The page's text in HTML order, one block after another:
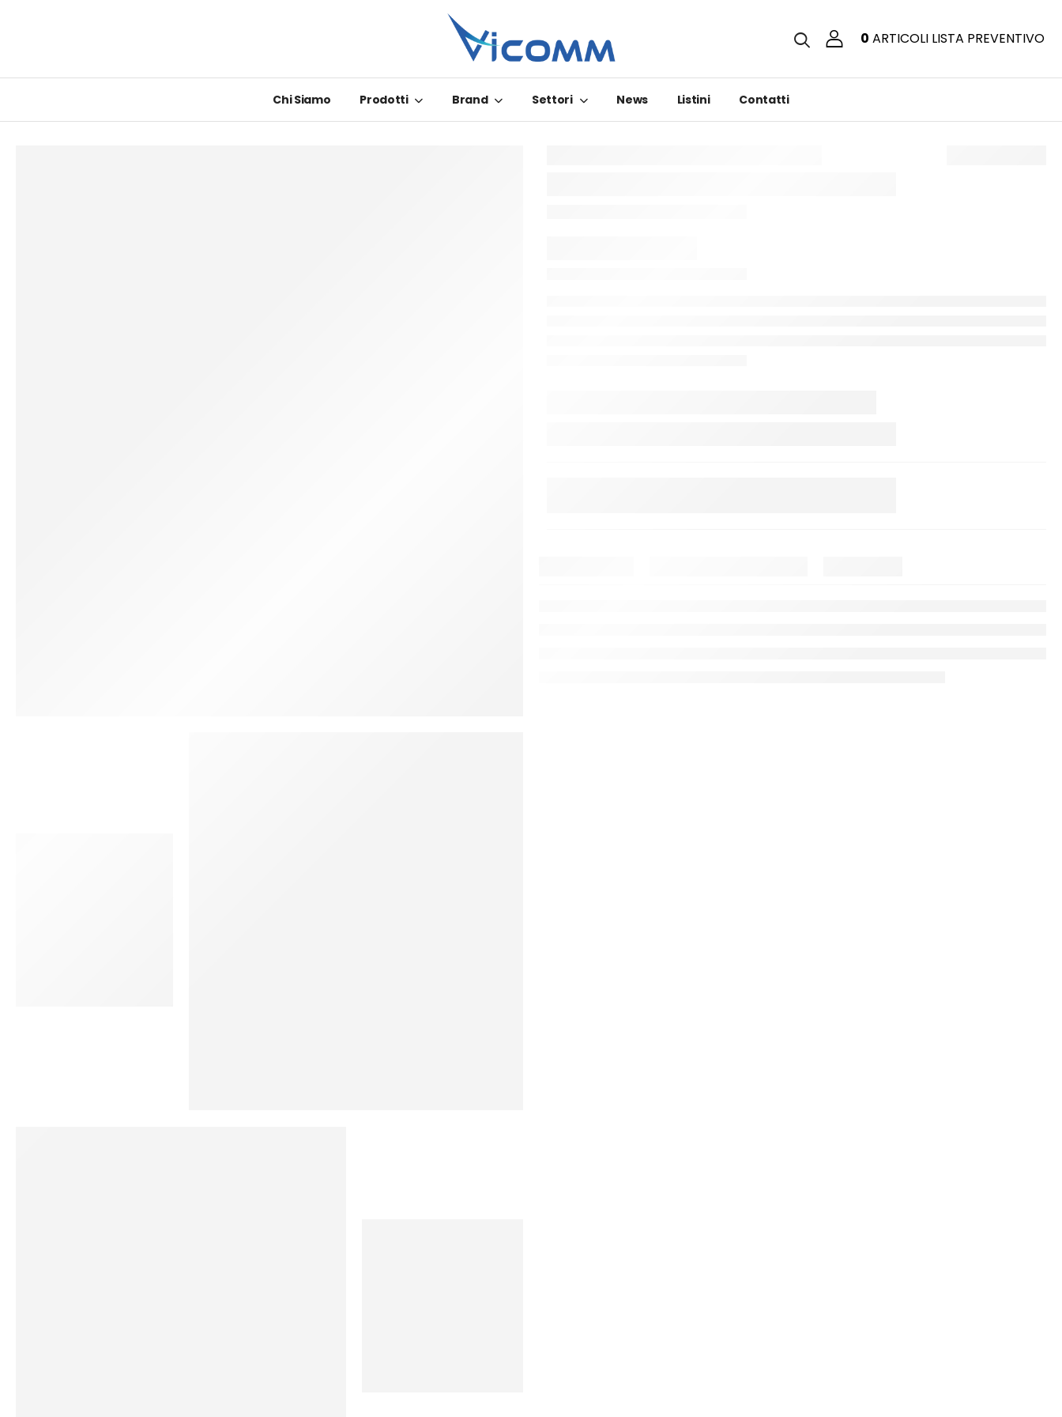
0 ARTICOLI LISTA PREVENTIVO
Chi Siamo Prodotti Brand Settori News Listini Contatti